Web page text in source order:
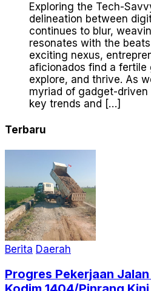
Exploring the Tech-
delineation between
continues to blur,
resonates with the
exciting nexus,
aficionados find a
explore, and thrive. As
myriad of gadget-
key trends and […]
Terbaru
Berita Daerah
Progres Pekerjaan